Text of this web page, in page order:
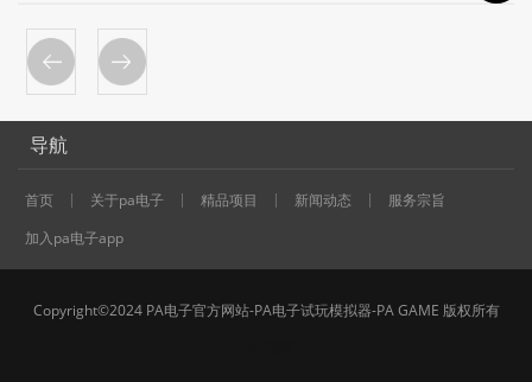
导航
首页 关于pa电子 精品项目 新闻动态
服务宗旨
加入pa电子app
Copyright©2024 PA电子官方网站-PA电子试玩模拟器-PA GAME 版权所有